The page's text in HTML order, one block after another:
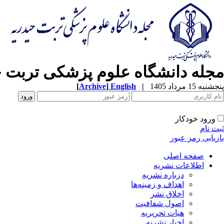
مجله دانشگاه علوم پزشکی تربت
پنجشنبه 15 مرداد 1405 |
English
[Archive]
ورود خودکار
ثبت نام
بازیابی رمز عبور
صفحه اصلی
اطلاعات نشریه
درباره نشریه
اهداف و زمینه‌ها
اخلاق نشر
اصول شفافیت
هیات تحریریه
اخبار نشریه